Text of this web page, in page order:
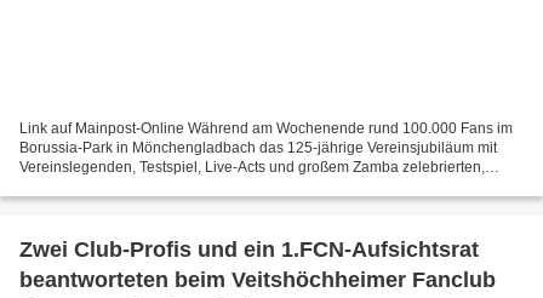
Link auf Mainpost-Online Während am Wochenende rund 100.000 Fans im
Borussia-Park in Mönchengladbach das 125-jährige Vereinsjubiläum mit
Vereinslegenden, Testspiel, Live-Acts und großem Zamba zelebrierten,
Zwei Club-Profis und ein 1.FCN-Aufsichtsrat
beantworteten beim Veitshöchheimer Fanclub